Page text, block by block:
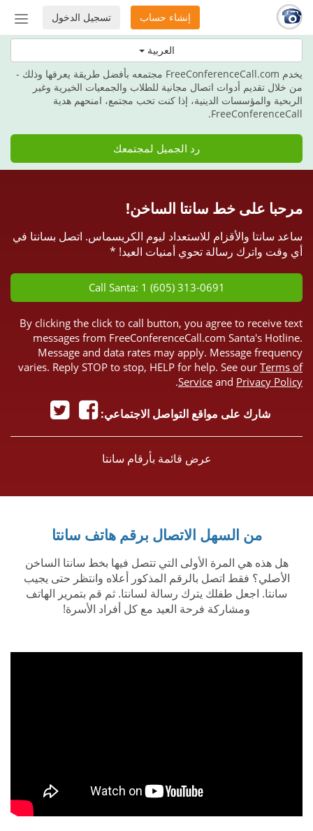
العربية
أو
تسجيل الدخول إنشاء حساب
هذه العطلة، امنح هدية الاتصالات.
يخدم FreeConferenceCall.com مجتمعه بأفضل طريقة يعرفها وذلك -
من خلال تقديم أدوات اتصال مجانية للطلاب والجمعيات الخيرية وغير
الربحية والمؤسسات الدينية، إذا كنت تحب مجتمع، امنحهم هدية
FreeConferenceCall.
رد الجميل لمجتمعك
مرحبا على خط سانتا الساخن!
ساعد سانتا والأقزام للاستعداد ليوم الكريسماس. اتصل بسانتا في
أي وقت واترك رسالة تحوي أمنيات العيد! *
Call Santa: 1 (605) 313-0691
By clicking the click to call button, you agree to receive text
messages from FreeConferenceCall.com Santa's Hotline.
Message and data rates may apply. Message frequency
varies. Reply STOP to stop, HELP for help. See our Terms of
Service and Privacy Policy
.
شارك على مواقع التواصل الاجتماعي:
عرض قائمة بأرقام سانتا
من السهل الاتصال برقم هاتف سانتا
هل هذه هي المرة الأولى التي تتصل فيها بخط سانتا الساخن
الأصلي؟ فقط اتصل بالرقم المذكور أعلاه وانتظر حتى يجيب
سانتا. اجعل طفلك يترك رسالة لسانتا. ثم قم بتمرير الهاتف
ومشاركة فرحة العيد مع كل أفراد الأسرة!